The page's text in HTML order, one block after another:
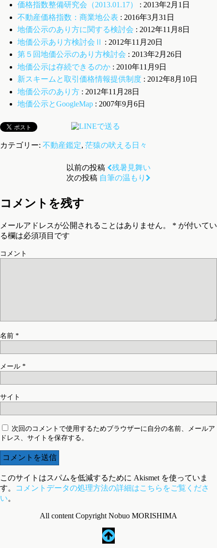
価格指数整備研究会（2013.01.17）
: 2013年2月1日
不動産価格指数：商業地公表 : 2016年3月31日
地価公示のあり方に関する検討会 : 2012年11月8日
地価公示あり方検討会Ⅱ : 2012年11月20日
第５回地価公示のあり方検討会 : 2013年2月26日
地価公示は存続できるのか: 2010年11月9日
新スキームと取引価格情報提供制度: 2012年8月10日
地価公示のあり方: 2012年11月28日
地価公示とGoogleMap: 2007年9月6日
カテゴリー: 不動産鑑定, 茫猿の吠える日々
以前の投稿
残暑見舞い
次の投稿 自筆の温もり
コメントを残す
メールアドレスが公開されることはありません。 * が付いてい
る欄は必須項目です
コメント
名前 *
メール *
サイト
次回のコメントで使用するためブラウザーに自分の名前、メールア
ドレス、サイトを保存する。
このサイトはスパムを低減するために Akismet を使っていま
す。
コメントデータの処理方法の詳細はこちらをご覧くださ
い。
All content Copyright Nobuo MORISHIMA